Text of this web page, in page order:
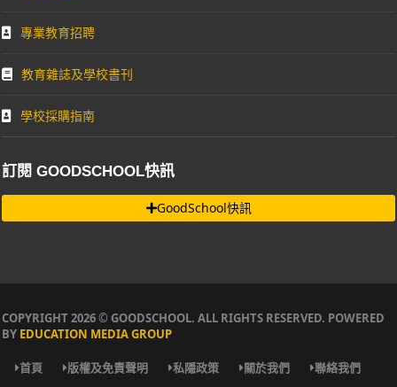
專業教育招聘
教育雜誌及學校書刊
學校採購指南
訂閱 GOODSCHOOL快訊
GoodSchool快訊
COPYRIGHT 2026 © GOODSCHOOL. ALL RIGHTS RESERVED. POWERED
BY EDUCATION MEDIA GROUP
首頁 版權及免責聲明 私隱政策 關於我們 聯絡我們